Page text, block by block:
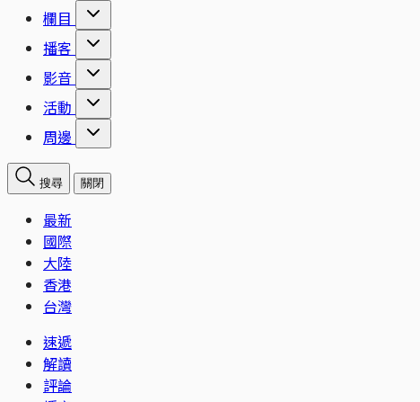
欄目
播客
影音
活動
周邊
搜尋 關閉
最新
國際
大陸
香港
台灣
速遞
解讀
評論